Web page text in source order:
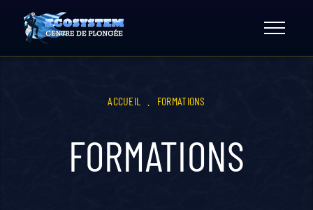
content
ACCUEIL FORMATIONS
FORMATIONS